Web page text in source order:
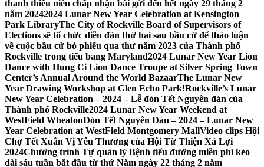
thanh thiếu niên chấp nhận bài gửi đến hết ngày 29 tháng 2
năm 20242024 Lunar New Year Celebration at Kensington
Park LibraryThe City of Rockville Board of Supervisors of
Elections sẽ tổ chức diễn đàn thứ hai sau bầu cử để thảo luận
về cuộc bầu cử bỏ phiếu qua thư năm 2023 của Thành phố
Rockville trong tiểu bang Maryland2024 Lunar New Year Lion
Dance with Hung Ci Lion Dance Troupe at Silver Spring Town
Center’s Annual Around the World BazaarThe Lunar New
Year Drawing Workshop at Glen Echo Park!Rockville’s Lunar
New Year Celebration – 2024 – Lễ đón Tết Nguyên đán của
Thành phố Rockville2024 Lunar New Year Weekend at
WestField WheatonĐón Tết Nguyên Đán – 2024 – Lunar New
Year Celebration at WestField Montgomery MallVideo clips Hội
Chợ Tết Xuân Vị Yêu Thương của Hội Từ Thiện Xá Lợi
2024Chương trình Tự quản lý Bệnh tiểu đường miễn phí kéo
dài sáu tuần bắt đầu từ thứ Năm ngày 22 tháng 2 năm